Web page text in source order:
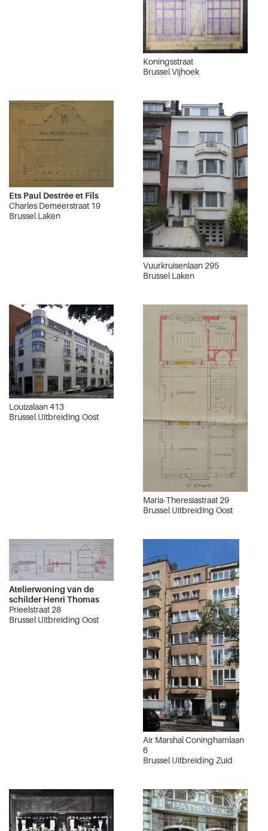
Koningsstraat
Brussel Vijhoek
Ets Paul Destrée et Fils
Charles Demeerstraat 19
Brussel Laken
Vuurkruisenlaan 295
Brussel Laken
Louizalaan 413
Brussel Uitbreiding Oost
Maria-Theresiastraat 29
Brussel Uitbreiding Oost
Atelierwoning van de
schilder Henri Thomas
Prieelstraat 28
Brussel Uitbreiding Oost
Air Marshal Coninghamlaan
6
Brussel Uitbreiding Zuid